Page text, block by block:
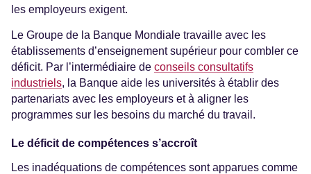
les employeurs exigent.
Le Groupe de la Banque Mondiale travaille avec les
établissements d’enseignement supérieur pour combler ce
déficit. Par l’intermédiaire de conseils consultatifs
industriels, la Banque aide les universités à établir des
partenariats avec les employeurs et à aligner les
programmes sur les besoins du marché du travail.
Le déficit de compétences s’accroît
Les inadéquations de compétences sont apparues comme